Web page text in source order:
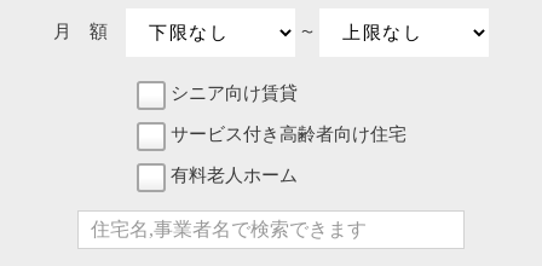
月 額 〜
シニア向け賃貸
サービス付き高齢者向け住宅
有料老人ホーム